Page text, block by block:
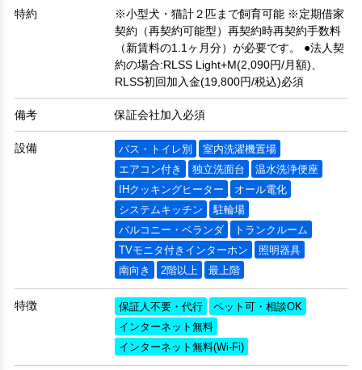
特約
※小型犬・猫計２匹まで飼育可能 ※定期借家
契約（再契約可能型）再契約時再契約手数料
（新賃料の1.1ヶ月分）が必要です。 ●法人契
約の場合:RLSS Light+M(2,090円/月額)、
RLSS初回加入金(19,800円/税込)必須
備考 保証会社加入必須
設備 バス・トイレ別
室内洗濯機置場
エアコン付き
独立洗面台
温水洗浄便座
IHクッキングヒーター
オール電化
システムキッチン
駐輪場
バルコニー・ベランダ
トランクルーム
TVモニタ付きインターホン
照明器具
南向き
2階以上 最上階
特徴 保証人不要・代行
ペット可・相談OK
インターネット無料
インターネット無料(Wi-Fi)